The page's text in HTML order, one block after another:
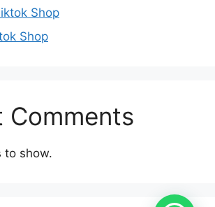
Shop
Shop
Comments
to show.